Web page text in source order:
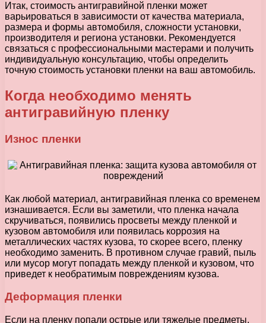
Итак, стоимость антигравийной пленки может
варьироваться в зависимости от качества материала,
размера и формы автомобиля, сложности установки,
производителя и региона установки. Рекомендуется
связаться с профессиональными мастерами и получить
индивидуальную консультацию, чтобы определить
точную стоимость установки пленки на ваш автомобиль.
Когда необходимо менять
антигравийную пленку
Износ пленки
Как любой материал, антигравийная пленка со временем
изнашивается. Если вы заметили, что пленка начала
скручиваться, появились просветы между пленкой и
кузовом автомобиля или появилась коррозия на
металлических частях кузова, то скорее всего, пленку
необходимо заменить. В противном случае гравий, пыль
или мусор могут попадать между пленкой и кузовом, что
приведет к необратимым повреждениям кузова.
Деформация пленки
Если на пленку попали острые или тяжелые предметы,